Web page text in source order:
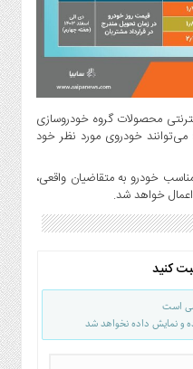
محصولات گروه خودروسازی
سایپا به نشانی saipa.iranecar.com می‌توانند خودروی مورد نظر خود
خودرو به متقاضیان واقعی،‌
خواهد شد.
کنید
است
و نمایش داده نخواهد شد